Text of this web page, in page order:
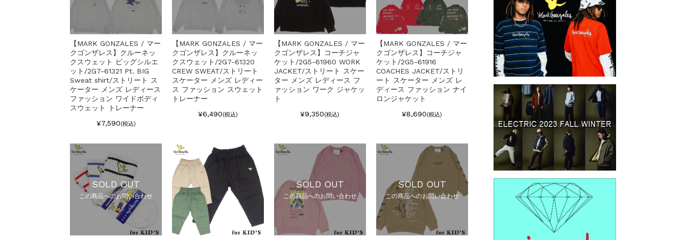
【MARK GONZALES / マー
クゴンザレス】クルーネッ
クスウェット ビッグシルエ
ット/2G7-61321 Pt. BIG
Sweat shirt/ストリート ス
ケーター メンズ レディース
ファッション ワイドボディ
スウェット トレーナー
¥7,590(税込)
【MARK GONZALES / マー
クゴンザレス】クルーネッ
クスウェット/2G7-61320
CREW SWEAT/ストリート
スケーター メンズ レディー
ス ファッション スウェット
トレーナー
¥6,490(税込)
【MARK GONZALES / マー
クゴンザレス】コーチジャ
ケット/2G5-61960 WORK
JACKET/ストリート スケー
ター メンズ レディース フ
ァッション ワーク ジャケッ
ト
¥9,350(税込)
【MARK GONZALES / マー
クゴンザレス】コーチジャ
ケット/2G5-61916
COACHES JACKET/ストリ
ート スケーター メンズ レ
ディース ファッション ナイ
ロンジャケット
¥8,690(税込)
SOLD OUT
この商品へのお問い合わせ
SOLD OUT
この商品へのお問い合わせ
SOLD OUT
この商品へのお問い合わせ